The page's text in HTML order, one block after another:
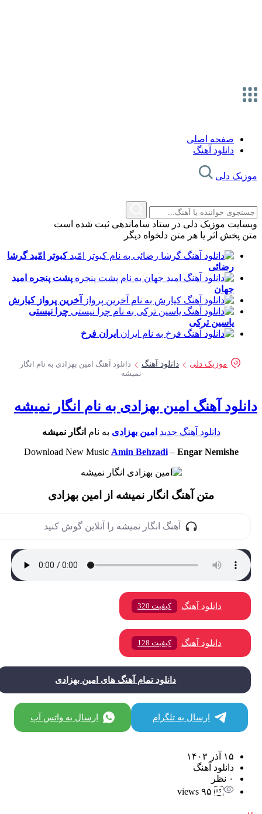
صفحه اصلی
دانلود آهنگ
دلی
موزیک دلی در ستاد ساماندهی ثبت شده است
پخش اثر یا هر متن دلخواه دیگر
کبوتر امّید
گرشا
رضائی
پشت پنجره امید
جهان
آخرین پرواز کیارش
چرا نیستی
یاسین ترکی
ایران فرخ
موزیک دلی دانلود آهنگ
دانلود آهنگ امین بهزادی به نام انگار
نمیشه
آهنگ امین بهزادی به نام انگار نمیشه
دانلود آهنگ جدید امین بهزادی به نامانگار نمیشه
Download New MusicAmin Behzadi–Engar Nemishe
متن آهنگ انگار نمیشه از امین بهزادی
آهنگ انگار نمیشه را آنلاین گوش کنید
دانلود آهنگ کیفیت 320
دانلود آهنگ کیفیت 128
دانلود تمام آهنگ های امین بهزادی
ارسال به تلگرام ارسال به واتس آپ
۱۵ آذر ۱۴۰۳
دانلود آهنگ
۰ نظر
۹۵ views